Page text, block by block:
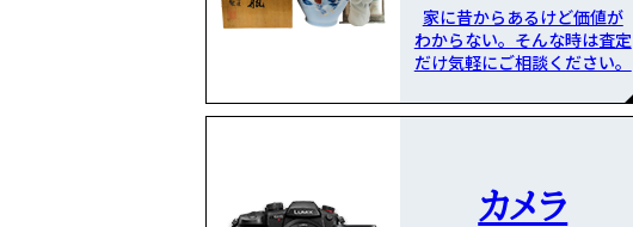
家に昔からあるけど価値が
わからない。そんな時は査定
だけ気軽にご相談ください。
カメラ